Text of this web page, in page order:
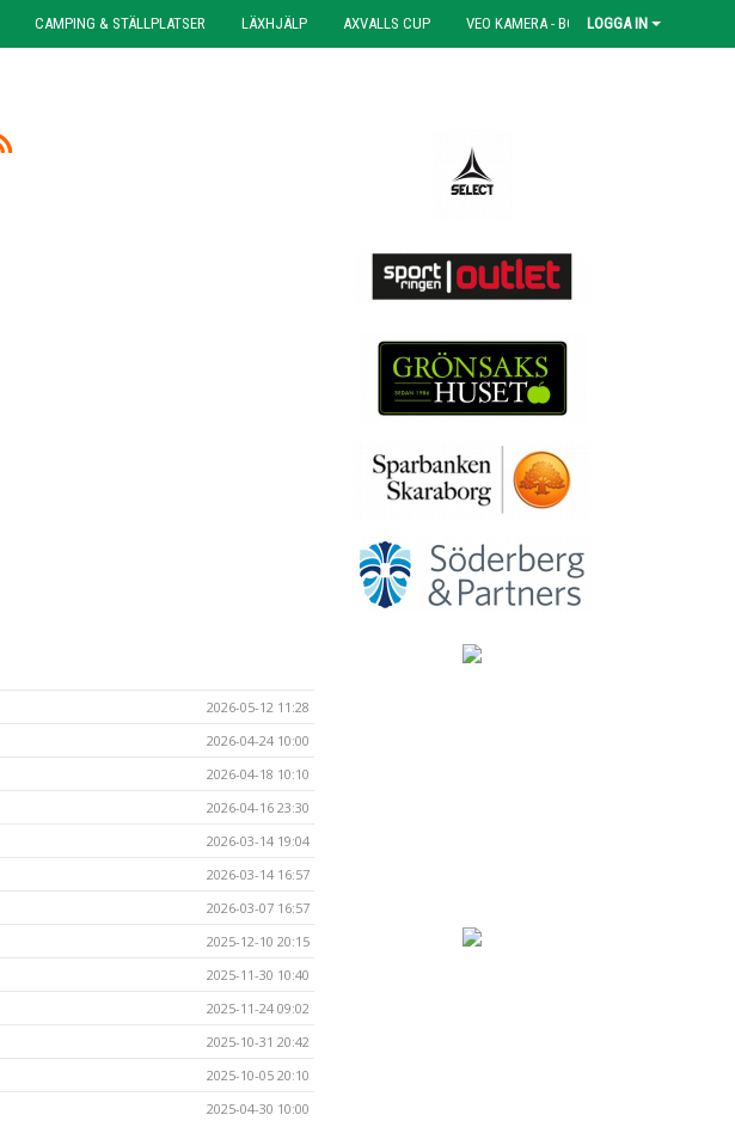
CAMPING & STÄLLPLATSER LÄXHJÄLP AXVALLS CUP VEO KAMERA - BOKNINGLOGGA IN
2026-05-12 11:28
2026-04-24 10:00
2026-04-18 10:10
2026-04-16 23:30
2026-03-14 19:04
2026-03-14 16:57
2026-03-07 16:57
2025-12-10 20:15
2025-11-30 10:40
2025-11-24 09:02
2025-10-31 20:42
2025-10-05 20:10
2025-04-30 10:00